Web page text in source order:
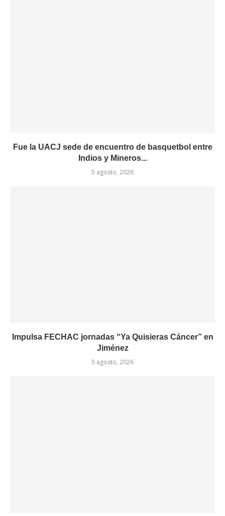
Fue la UACJ sede de encuentro de basquetbol entre
Indios y Mineros...
5 agosto, 2026
Impulsa FECHAC jornadas “Ya Quisieras Cáncer” en
Jiménez
5 agosto, 2026